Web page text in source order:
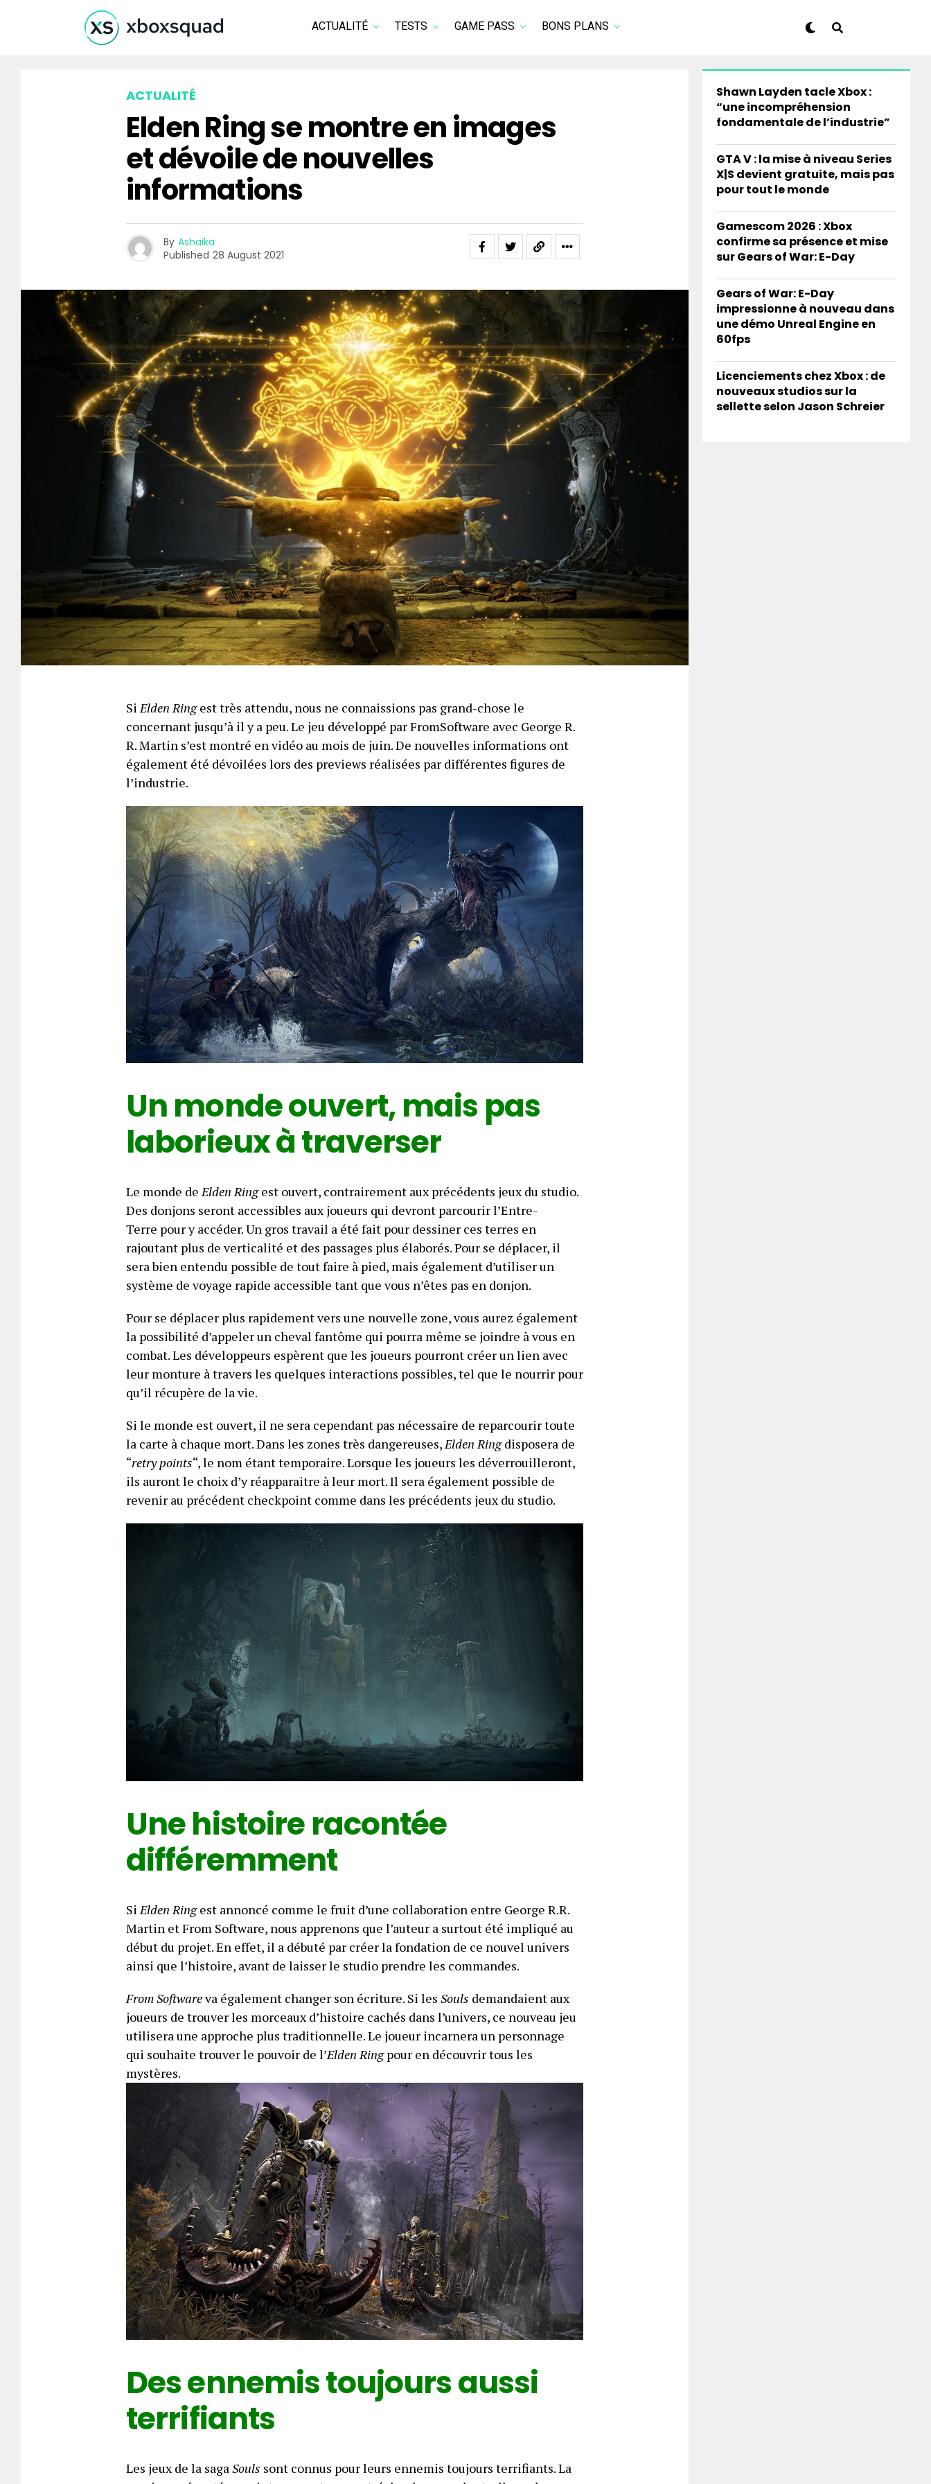
ACTUALITÉ TESTS GAME PASS BONS PLANS
ACTUALITÉ
Elden Ring se montre en images
et dévoile de nouvelles
informations
By Ashaika
Published 28 August 2021
SiElden Ringest très attendu, nous ne connaissions pas grand-chose le
concernant jusqu’à il y a peu. Le jeu développé par FromSoftware avec George R.
R. Martin s’est montré en vidéo au mois de juin. De nouvelles informations ont
également été dévoilées lors des previews réalisées par différentes figures de
l’industrie.
Un monde ouvert, mais pas
laborieux à traverser
Le monde deElden Ringest ouvert, contrairement aux précédents jeux du studio.
Des donjons seront accessibles aux joueurs qui devront parcourir l’Entre-
Terre pour y accéder. Un gros travail a été fait pour dessiner ces terres en
rajoutant plus de verticalité et des passages plus élaborés. Pour se déplacer, il
sera bien entendu possible de tout faire à pied, mais également d’utiliser un
système de voyage rapide accessible tant que vous n’êtes pas en donjon.
Pour se déplacer plus rapidement vers une nouvelle zone, vous aurez également
la possibilité d’appeler un cheval fantôme qui pourra même se joindre à vous en
combat. Les développeurs espèrent que les joueurs pourront créer un lien avec
leur monture à travers les quelques interactions possibles, tel que le nourrir pour
qu’il récupère de la vie.
Si le monde est ouvert, il ne sera cependant pas nécessaire de reparcourir toute
la carte à chaque mort. Dans les zones très dangereuses,Elden Ringdisposera de
“retry points“, le nom étant temporaire. Lorsque les joueurs les déverrouilleront,
ils auront le choix d’y réapparaitre à leur mort. Il sera également possible de
revenir au précédent checkpoint comme dans les précédents jeux du studio.
Une histoire racontée
différemment
Si Elden Ringest annoncé comme le fruit d’une collaboration entre George R.R.
Martin et From Software, nous apprenons que l’auteur a surtout été impliqué au
début du projet. En effet, il a débuté par créer la fondation de ce nouvel univers
ainsi que l’histoire, avant de laisser le studio prendre les commandes.
From Softwareva également changer son écriture. Si les Souls demandaient aux
joueurs de trouver les morceaux d’histoire cachés dans l’univers, ce nouveau jeu
utilisera une approche plus traditionnelle. Le joueur incarnera un personnage
qui souhaite trouver le pouvoir de l’Elden Ringpour en découvrir tous les
mystères.
Des ennemis toujours aussi
terrifiants
Les jeux de la saga Souls sont connus pour leurs ennemis toujours terrifiants. La
Shawn Layden tacle Xbox :
“une incompréhension
fondamentale de l’industrie”
GTA V : la mise à niveau Series
X|S devient gratuite, mais pas
pour tout le monde
Gamescom 2026 : Xbox
confirme sa présence et mise
sur Gears of War: E-Day
Gears of War: E-Day
impressionne à nouveau dans
une démo Unreal Engine en
60fps
Licenciements chez Xbox : de
nouveaux studios sur la
sellette selon Jason Schreier